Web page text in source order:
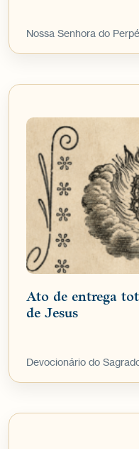
Nossa Senhora do
Ato de entrega
de Jesus
Devocionário do